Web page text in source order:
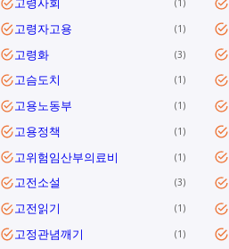
1
고령자고용 1
고령화 3
고슴도치 1
고용노동부 1
고용정책 1
고위험임산부의료비 1
고전소설 3
고전읽기 1
고정관념깨기 1